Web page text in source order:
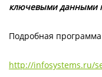
ключевыми данными
Подробная
http://infosystems.ru/